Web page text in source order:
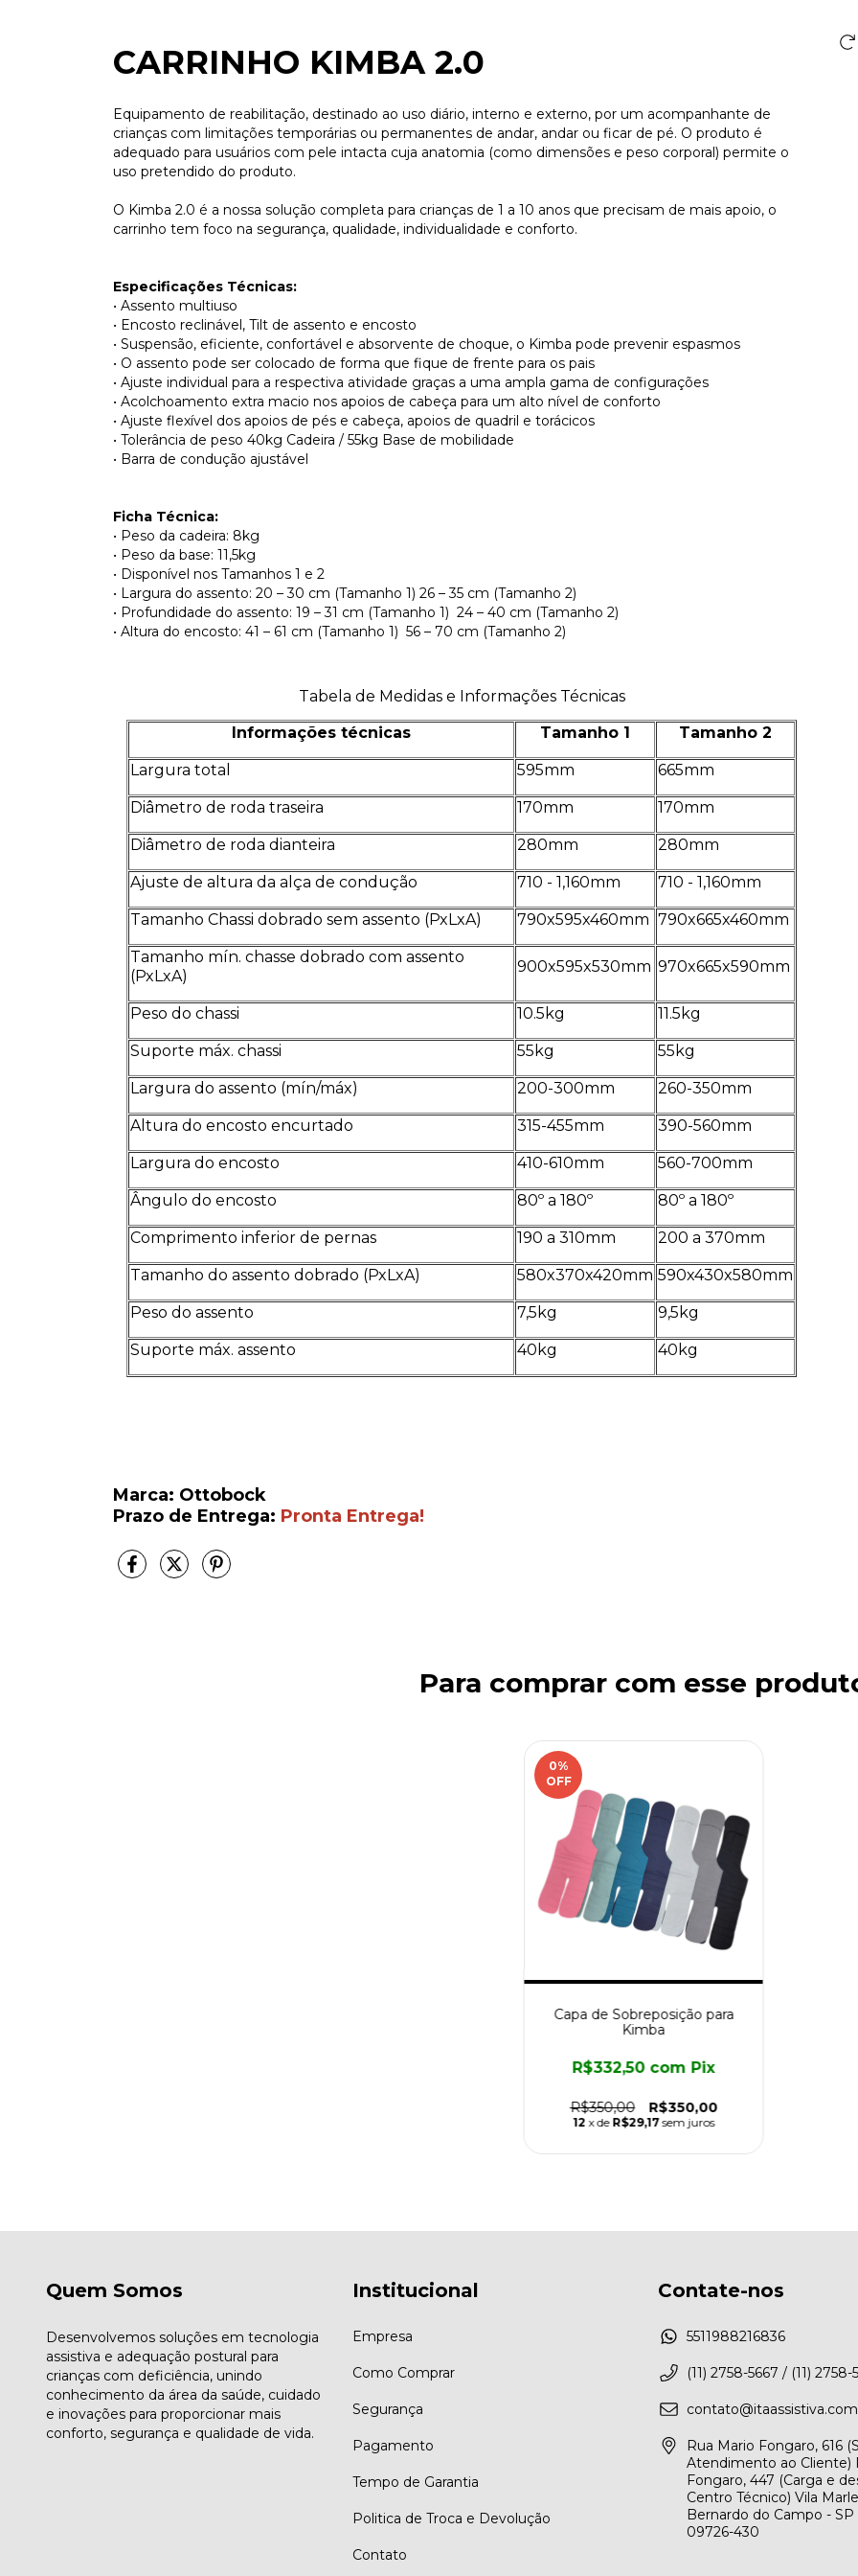
CARRINHO KIMBA 2.0
Equipamento de reabilitação, destinado ao uso diário, interno e externo, por um acompanhante de
crianças com limitações temporárias ou permanentes de andar, andar ou ficar de pé. O produto é
adequado para usuários com pele intacta cuja anatomia (como dimensões e peso corporal) permite o
uso pretendido do produto.
O Kimba 2.0 é a nossa solução completa para crianças de 1 a 10 anos que precisam de mais apoio, o
carrinho tem foco na segurança, qualidade, individualidade e conforto.
Especificações Técnicas:
• Assento multiuso
• Encosto reclinável, Tilt de assento e encosto
• Suspensão, eficiente, confortável e absorvente de choque, o Kimba pode prevenir espasmos
• O assento pode ser colocado de forma que fique de frente para os pais
• Ajuste individual para a respectiva atividade graças a uma ampla gama de configurações
• Acolchoamento extra macio nos apoios de cabeça para um alto nível de conforto
• Ajuste flexível dos apoios de pés e cabeça, apoios de quadril e torácicos
• Tolerância de peso 40kg Cadeira / 55kg Base de mobilidade
• Barra de condução ajustável
Ficha Técnica:
• Peso da cadeira: 8kg
• Peso da base: 11,5kg
• Disponível nos Tamanhos 1 e 2
• Largura do assento: 20 – 30 cm (Tamanho 1) 26 – 35 cm (Tamanho 2)
• Profundidade do assento: 19 – 31 cm (Tamanho 1) 24 – 40 cm (Tamanho 2)
• Altura do encosto: 41 – 61 cm (Tamanho 1) 56 – 70 cm (Tamanho 2)
Tabela de Medidas e Informações Técnicas
Informações técnicas
Tamanho 1 Tamanho 2
Largura total 595mm 665mm
Diâmetro de roda traseira 170mm 170mm
Diâmetro de roda dianteira 280mm 280mm
Ajuste de altura da alça de condução 710 - 1,160mm 710 - 1,160mm
Tamanho Chassi dobrado sem assento (PxLxA) 790x595x460mm 790x665x460mm
Tamanho mín. chasse dobrado com assento
(PxLxA)
900x595x530mm 970x665x590mm
Peso do chassi 10.5kg 11.5kg
Suporte máx. chassi 55kg 55kg
Largura do assento (mín/máx) 200-300mm 260-350mm
Altura do encosto encurtado 315-455mm 390-560mm
Largura do encosto 410-610mm 560-700mm
Ângulo do encosto 80º a 180º 80º a 180º
Comprimento inferior de pernas 190 a 310mm 200 a 370mm
Tamanho do assento dobrado (PxLxA) 580x370x420mm 590x430x580mm
Peso do assento 7,5kg 9,5kg
Suporte máx. assento 40kg 40kg
Marca: Ottobock
Prazo de Entrega: Pronta Entrega!
Para comprar com esse
0%
OFF
Capa de Sobreposição para
Kimba
R$350,00 R$350,00
R$332,50 com Pix
12 x de R$29,17 sem juros
Quem Somos
Desenvolvemos soluções em tecnologia
assistiva e adequação postural para
crianças com deficiência, unindo
conhecimento da área da saúde, cuidado
e inovações para proporcionar mais
conforto, segurança e qualidade de vida.
Institucional
Empresa
Como Comprar
Segurança
Pagamento
Tempo de Garantia
Politica de Troca e Devolução
Contato
Contate-nos
5511988216836
(11) 2758-5667 / (11) 2758-
Rua Mario Fongaro, 616
Atendimento ao Cliente)
Fongaro, 447 (Carga e
Centro Técnico) Vila
Bernardo do Campo - SP
09726-430